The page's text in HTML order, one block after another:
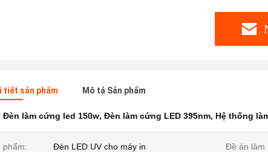
tiết sản phẩm Mô tả Sản phẩm
Đèn làm cứng led 150w, Đèn làm cứng LED 395nm, Hệ thống
phẩm: Đèn LED UV cho máy in Đề án làm